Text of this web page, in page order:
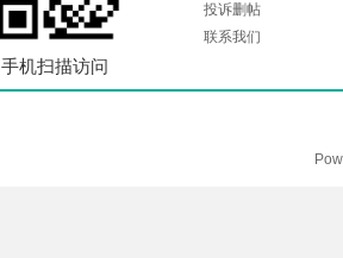
手机扫描访问
投诉删帖
联系我们